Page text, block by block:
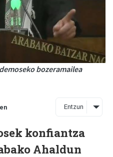
bozeramailea
Entzun
konfiantza
Ahaldun